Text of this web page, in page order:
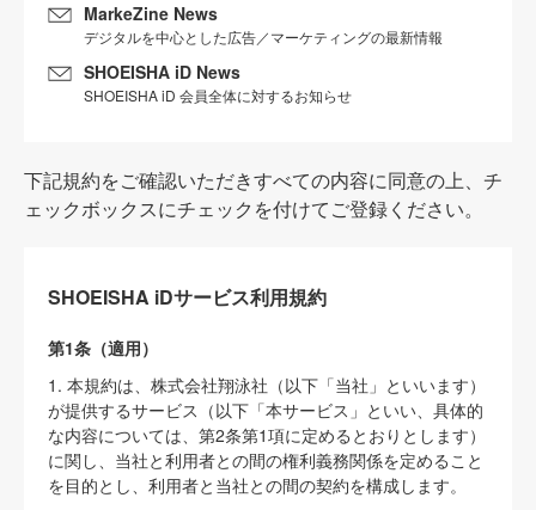
MarkeZine News
デジタルを中心とした広告／マーケティングの最新情報
SHOEISHA iD News
SHOEISHA iD 会員全体に対するお知らせ
下記規約をご確認いただきすべての内容に同意の上、チ
ェックボックスにチェックを付けてご登録ください。
SHOEISHA iDサービス利用規約
第1条（適用）
1. 本規約は、株式会社翔泳社（以下「当社」といいます）
が提供するサービス（以下「本サービス」といい、具体的
な内容については、第2条第1項に定めるとおりとします）
に関し、当社と利用者との間の権利義務関係を定めること
を目的とし、利用者と当社との間の契約を構成します。